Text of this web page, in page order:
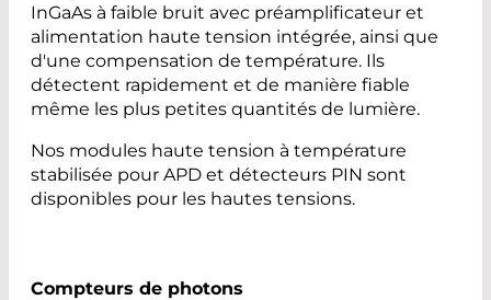
InGaAs à faible bruit avec préamplificateur et
alimentation haute tension intégrée, ainsi que
d'une compensation de température. Ils
détectent rapidement et de manière fiable
même les plus petites quantités de lumière.
Nos modules haute tension à température
stabilisée pour APD et détecteurs PIN sont
disponibles pour les hautes tensions.
Compteurs de photons